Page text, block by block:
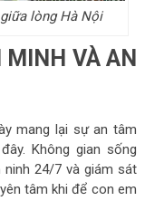
lòng Hà Nội
MINH VÀ AN
mang lại sự an tâm
Không gian sống
24/7 và giám sát
tâm khi để con em